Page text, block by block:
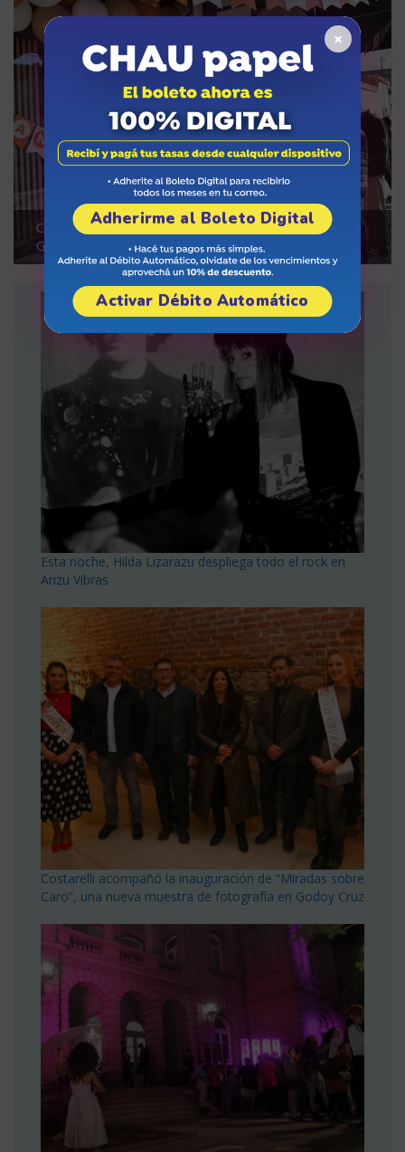
Café Calvi celebró 63 años y apuesta al crecimiento en
Godoy Cruz
Esta noche, Hilda Lizarazu despliega todo el rock en
Arizu Vibras
Costarelli acompañó la inauguración de “Miradas sobre
Caro”, una nueva muestra de fotografía en Godoy Cruz
×
Adherirme al Boleto Digital
Activar Débito Automático